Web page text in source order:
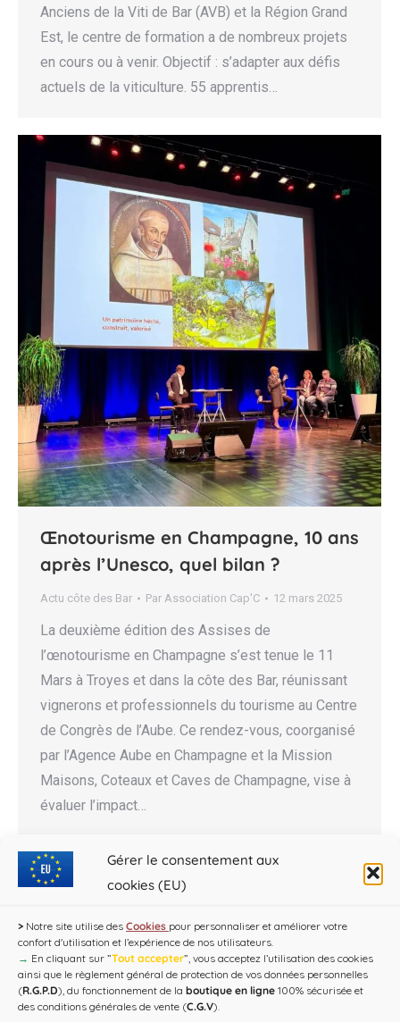
Gérer le consentement aux
cookies (EU)
> Notre site utilise des Cookies pour personnaliser et améliorer votre
confort d'utilisation et l’expérience de nos utilisateurs.
→ En cliquant sur ”Tout accepter”, vous acceptez l’utilisation des cookies
ainsi que le règlement général de protection de vos données personnelles
(R.G.P.D), du fonctionnement de la boutique en ligne 100% sécurisée et
des conditions générales de vente (C.G.V).
Anciens de la Viti de Bar (AVB) et la Région Grand
Est, le centre de formation a de nombreux projets
en cours ou à venir. Objectif : s’adapter aux défis
actuels de la viticulture. 55 apprentis…
Œnotourisme en Champagne, 10 ans
après l’Unesco, quel bilan ?
Actu côte des Bar Par Association Cap'C 12 mars 2025
La deuxième édition des Assises de
l’œnotourisme en Champagne s’est tenue le 11
Mars à Troyes et dans la côte des Bar, réunissant
vignerons et professionnels du tourisme au Centre
de Congrès de l’Aube. Ce rendez-vous, coorganisé
par l’Agence Aube en Champagne et la Mission
Maisons, Coteaux et Caves de Champagne, vise à
évaluer l’impact…
→